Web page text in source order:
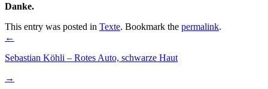
Danke.
This entry was posted in Texte. Bookmark the permalink.
Post
←
Sebastian Köhli – Rotes Auto, schwarze Haut
→